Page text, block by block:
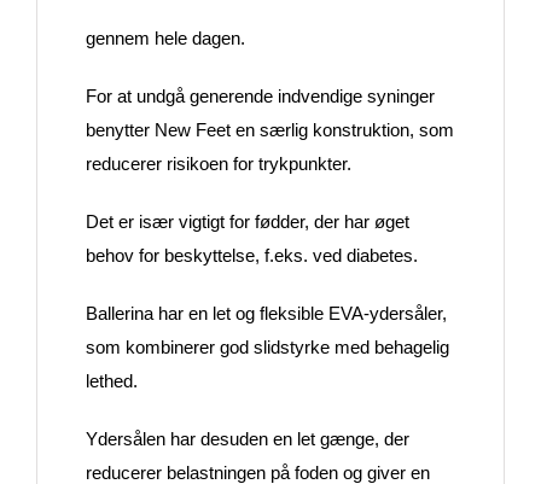
gennem hele dagen.
For at undgå generende indvendige syninger
benytter New Feet en særlig konstruktion, som
reducerer risikoen for trykpunkter.
Det er især vigtigt for fødder, der har øget
behov for beskyttelse, f.eks. ved diabetes.
Ballerina har en let og fleksible EVA-ydersåler,
som kombinerer god slidstyrke med behagelig
lethed.
Ydersålen har desuden en let gænge, der
reducerer belastningen på foden og giver en